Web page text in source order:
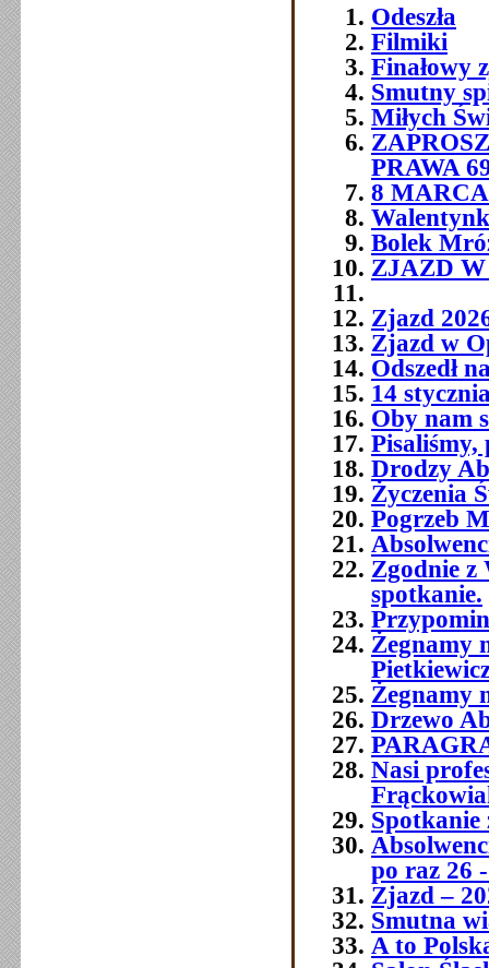
Odeszła
Filmiki
Finałowy
Smutny
Miłych
PRAWA
8
Bolek
ZJAZD W
Zjazd
Zjazd w
Odszedł
14
Oby nam
Pisaliśmy,
Drodzy
Życzenia
Pogrzeb
Zgodnie z
spotkanie.
Żegnamy
Żegnamy
Drzewo
Nasi
Spotkanie
po raz 26
Zjazd –
Smutna
A to